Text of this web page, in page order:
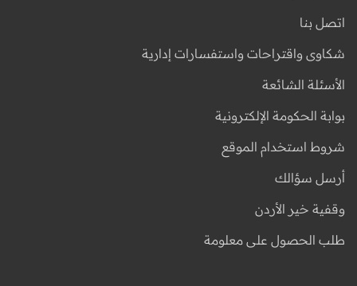
اتصل بنا
شكاوى واقتراحات واستفسارات إدارية
الأسئلة الشائعة
بوابة الحكومة الإلكترونية
شروط استخدام الموقع
أرسل سؤالك
وقفية خير الأردن
طلب الحصول على معلومة